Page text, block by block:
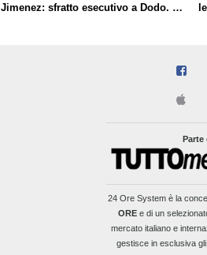
Jimenez: sfratto esecutivo a Dodo. E
Parte
24 Ore Systemè la
OREe di un
mercato italiano e
gestisce in esclusiva